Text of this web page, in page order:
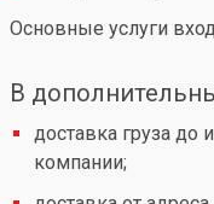
Основные услуги
В
доставка груза до
компании;